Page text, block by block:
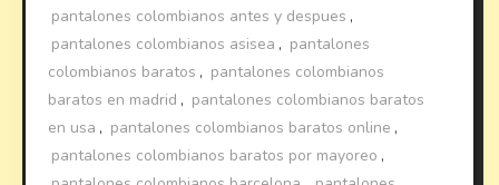
pantalones colombianos antes y despues ,
pantalones colombianos asisea , pantalones
colombianos baratos , pantalones colombianos
baratos en madrid , pantalones colombianos baratos
en usa , pantalones colombianos baratos online ,
pantalones colombianos baratos por mayoreo ,